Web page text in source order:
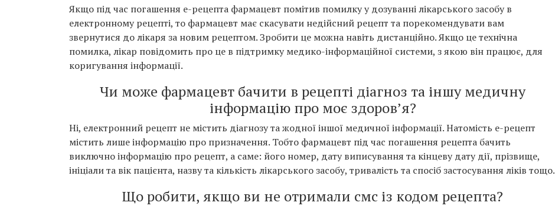
Якщо під час погашення е-рецепта фармацевт помітив помилку у дозуванні лікарського засобу в
електронному рецепті, то фармацевт має скасувати недійсний рецепт та порекомендувати вам
звернутися до лікаря за новим рецептом. Зробити це можна навіть дистанційно. Якщо це технічна
помилка, лікар повідомить про це в підтримку медико-інформаційної системи, з якою він працює, для
коригування інформації.
Чи може фармацевт бачити в рецепті діагноз та іншу медичну
інформацію про моє здоровʼя?
Ні, електронний рецепт не містить діагнозу та жодної іншої медичної інформації. Натомість е-рецепт
містить лише інформацію про призначення. Тобто фармацевт під час погашення рецепта бачить
виключно інформацію про рецепт, а саме: його номер, дату виписування та кінцеву дату дії, прізвище,
ініціали та вік пацієнта, назву та кількість лікарського засобу, тривалість та спосіб застосування ліків тощо.
Що робити, якщо ви не отримали смс із кодом рецепта?